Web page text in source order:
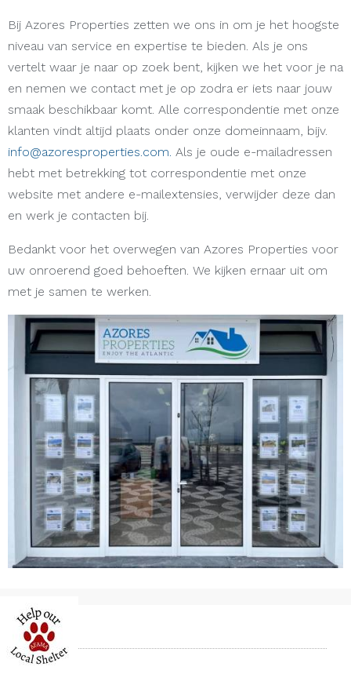
Bij Azores Properties zetten we ons in om je het hoogste
niveau van service en expertise te bieden. Als je ons
vertelt waar je naar op zoek bent, kijken we het voor je na
en nemen we contact met je op zodra er iets naar jouw
smaak beschikbaar komt. Alle correspondentie met onze
klanten vindt altijd plaats onder onze domeinnaam, bijv.
info@azoresproperties.com. Als je oude e-mailadressen
hebt met betrekking tot correspondentie met onze
website met andere e-mailextensies, verwijder deze dan
en werk je contacten bij.
Bedankt voor het overwegen van Azores Properties voor
uw onroerend goed behoeften. We kijken ernaar uit om
met je samen te werken.